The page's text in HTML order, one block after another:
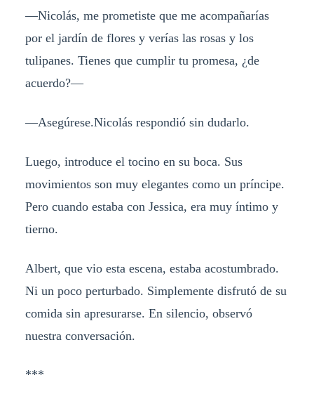
—Nicolás, me prometiste que me acompañarías
por el jardín de flores y verías las rosas y los
tulipanes. Tienes que cumplir tu promesa, ¿de
acuerdo?—
—Asegúrese.Nicolás respondió sin dudarlo.
Luego, introduce el tocino en su boca. Sus
movimientos son muy elegantes como un príncipe.
Pero cuando estaba con Jessica, era muy íntimo y
tierno.
Albert, que vio esta escena, estaba acostumbrado.
Ni un poco perturbado. Simplemente disfrutó de su
comida sin apresurarse. En silencio, observó
nuestra conversación.
***